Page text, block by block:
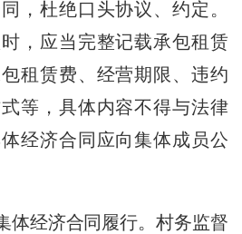
，杜绝口头协议、约定。
，应当完整记载承包租赁
租赁费、经营期限、违约
等，具体内容不得与法律
经济合同应向集体成员公
体经济合同履行。 村务监督